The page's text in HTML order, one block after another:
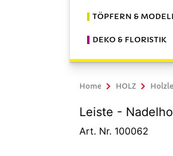
TÖPFERN &
DEKO & FLORISTIK
Home HOLZ
Leiste -
Art. Nr. 100062